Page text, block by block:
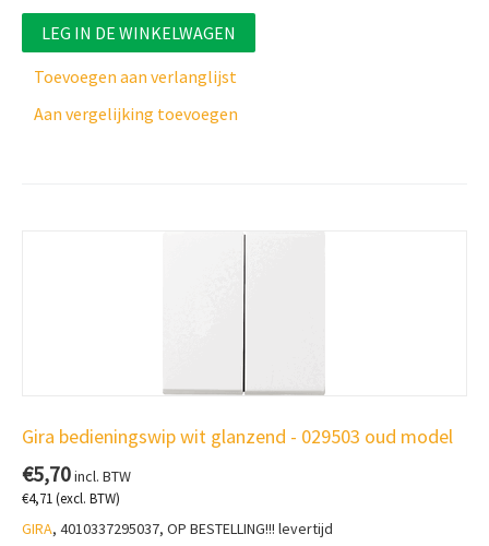
LEG IN DE WINKELWAGEN
Toevoegen aan verlanglijst
Aan vergelijking toevoegen
Gira bedieningswip wit glanzend - 029503 oud model
€5,70incl. BTW
€4,71(excl. BTW)
GIRA, 4010337295037, OP BESTELLING!!! levertijd